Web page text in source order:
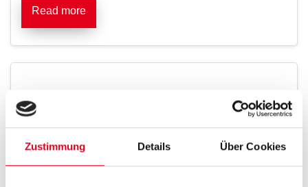
Zustimmung Details Über Cookies
Read more
Breed with Class! Pigeon Breeders
in Portrait
Some Mifuma reference breeders open their loft doors